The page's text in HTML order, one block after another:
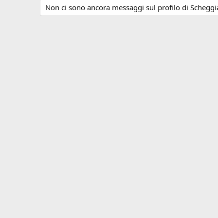
Non ci sono ancora messaggi sul profilo di